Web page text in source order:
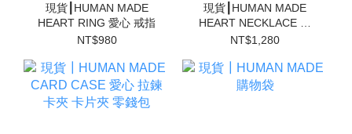
現貨┃HUMAN MADE
HEART RING 愛心 戒指
NT$980
現貨┃HUMAN MADE
HEART NECKLACE 愛
心 項鍊
NT$1,280